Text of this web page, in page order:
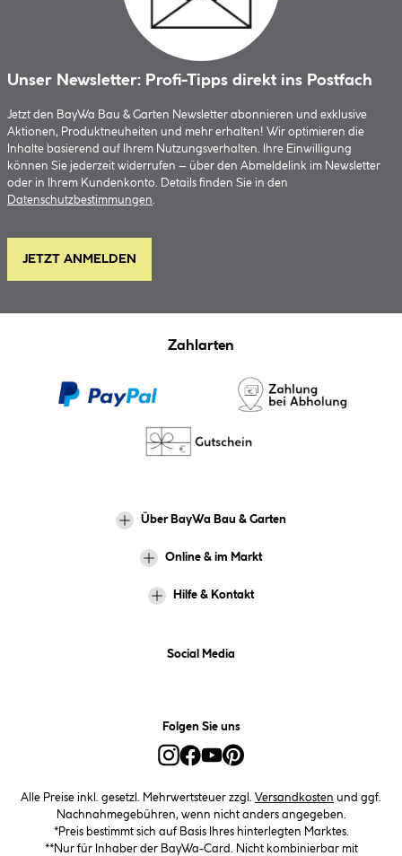
Unser Newsletter: Profi-Tipps direkt ins Postfach
Jetzt den BayWa Bau & Garten Newsletter abonnieren und exklusive
Aktionen, Produktneuheiten und mehr erhalten! Wir optimieren die
Inhalte basierend auf Ihrem Nutzungsverhalten. Ihre Einwilligung
können Sie jederzeit widerrufen – über den Abmeldelink im Newsletter
oder in Ihrem Kundenkonto. Details finden Sie in den
Datenschutzbestimmungen.
JETZT ANMELDEN
Zahlarten
Über BayWa Bau & Garten
Online & im Markt
Hilfe & Kontakt
Social Media
Folgen Sie uns
Alle Preise inkl. gesetzl. Mehrwertsteuer zzgl. Versandkosten und ggf.
Nachnahmegebühren, wenn nicht anders angegeben.
*Preis bestimmt sich auf Basis Ihres hinterlegten Marktes.
**Nur für Inhaber der BayWa-Card. Nicht kombinierbar mit